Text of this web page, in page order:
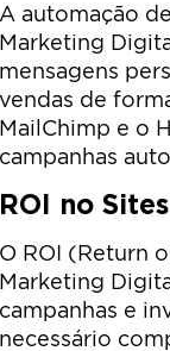
A automação
Marketing
mensagens
vendas de
MailChimp e o
campanhas
ROI no
O ROI (Return
Marketing
campanhas e
necessário